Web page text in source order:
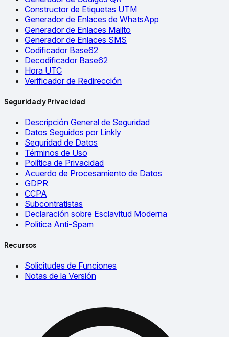
Constructor de Etiquetas UTM
Generador de Enlaces de WhatsApp
Generador de Enlaces Mailto
Generador de Enlaces SMS
Codificador Base62
Decodificador Base62
Hora UTC
Verificador de Redirección
Seguridad y Privacidad
Descripción General de Seguridad
Datos Seguidos por Linkly
Seguridad de Datos
Términos de Uso
Política de Privacidad
Acuerdo de Procesamiento de Datos
GDPR
CCPA
Subcontratistas
Declaración sobre Esclavitud Moderna
Política Anti-Spam
Recursos
Solicitudes de Funciones
Notas de la Versión